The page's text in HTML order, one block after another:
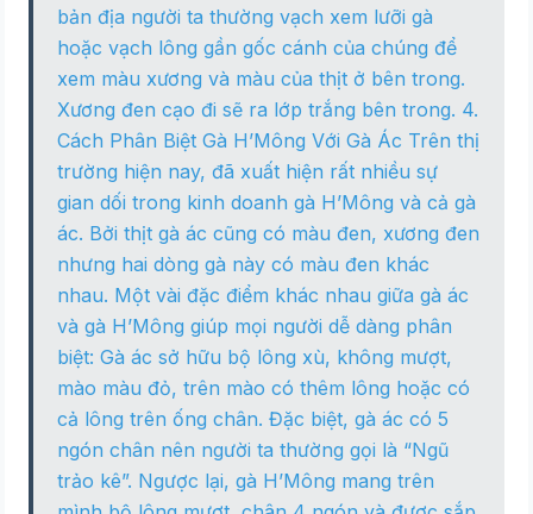
bản địa người ta thường vạch xem lưỡi gà
hoặc vạch lông gần gốc cánh của chúng để
xem màu xương và màu của thịt ở bên trong.
Xương đen cạo đi sẽ ra lớp trắng bên trong. 4.
Cách Phân Biệt Gà H’Mông Với Gà Ác Trên thị
trường hiện nay, đã xuất hiện rất nhiều sự
gian dối trong kinh doanh gà H’Mông và cả gà
ác. Bởi thịt gà ác cũng có màu đen, xương đen
nhưng hai dòng gà này có màu đen khác
nhau. Một vài đặc điểm khác nhau giữa gà ác
và gà H’Mông giúp mọi người dễ dàng phân
biệt: Gà ác sở hữu bộ lông xù, không mượt,
mào màu đỏ, trên mào có thêm lông hoặc có
cả lông trên ống chân. Đặc biệt, gà ác có 5
ngón chân nên người ta thường gọi là “Ngũ
trảo kê”. Ngược lại, gà H’Mông mang trên